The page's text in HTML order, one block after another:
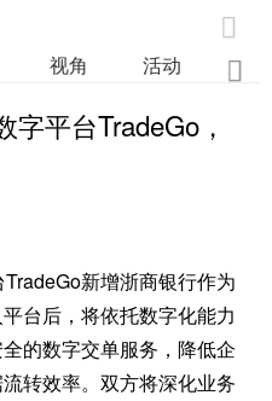

视角 活动 业

平台TradeGo，
新增浙商银行作为
台后，将依托数字化能力
的数字交单服务，降低企
转效率。双方将深化业务